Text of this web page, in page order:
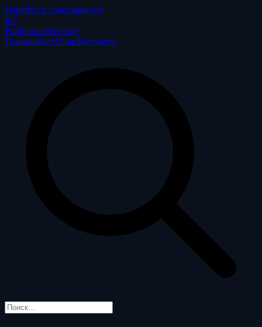
Перейти к содержимому
PD
Podgorica Directory
ГлавнаяБлогО насКонтакты